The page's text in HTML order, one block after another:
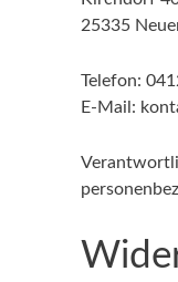
25335
Telefon:
E-Mail: